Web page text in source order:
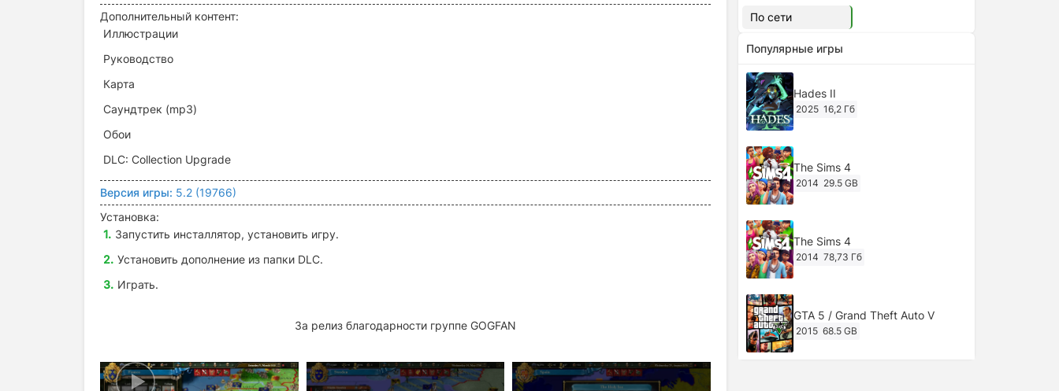
Дополнительный контент:
Иллюстрации
Руководство
Карта
Саундтрек (mp3)
Обои
DLC: Collection Upgrade
Версия игры: 5.2 (19766)
Установка:
Запустить инсталлятор, установить игру.
Установить дополнение из папки DLC.
Играть.
За релиз благодарности группе GOGFAN
По сети
Популярные игры
Hades II
2025 16,2 Гб
The Sims 4
2014 29.5 GB
The Sims 4
2014 78,73 Гб
GTA 5 / Grand Theft Auto V
2015 68.5 GB